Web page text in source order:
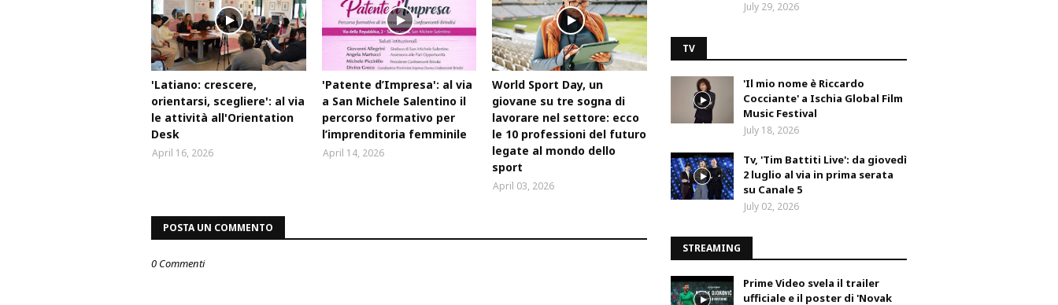
'Latiano: crescere,
orientarsi, scegliere': al via
le attività all'Orientation
Desk
April 16, 2026
'Patente d’Impresa': al via
a San Michele Salentino il
percorso formativo per
l’imprenditoria femminile
April 14, 2026
World Sport Day, un
giovane su tre sogna di
lavorare nel settore: ecco
le 10 professioni del futuro
legate al mondo dello
sport
April 03, 2026
POSTA UN COMMENTO
0 Commenti
July 29, 2026
TV
'Il mio nome è Riccardo
Cocciante' a Ischia Global Film
Music Festival
July 18, 2026
Tv, 'Tim Battiti Live': da giovedì
2 luglio al via in prima serata
su Canale 5
July 02, 2026
STREAMING
Prime Video svela il trailer
ufficiale e il poster di 'Novak